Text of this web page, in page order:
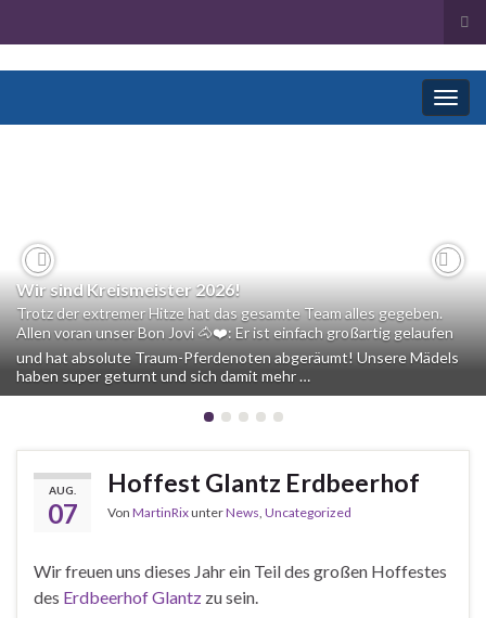
Wir sind Kreismeister 2026!
Trotz der extremer Hitze hat das gesamte Team alles gegeben.
Allen voran unser Bon Jovi 🐴❤️: Er ist einfach großartig gelaufen
und hat absolute Traum-Pferdenoten abgeräumt! Unsere Mädels
haben super geturnt und sich damit mehr …
Previous
AUG.
07
Hoffest Glantz Erdbeerhof
Von MartinRixunterNews, Uncategorized
Wir freuen uns dieses Jahr ein Teil des großen Hoffestes
des Erdbeerhof Glantz zu sein.